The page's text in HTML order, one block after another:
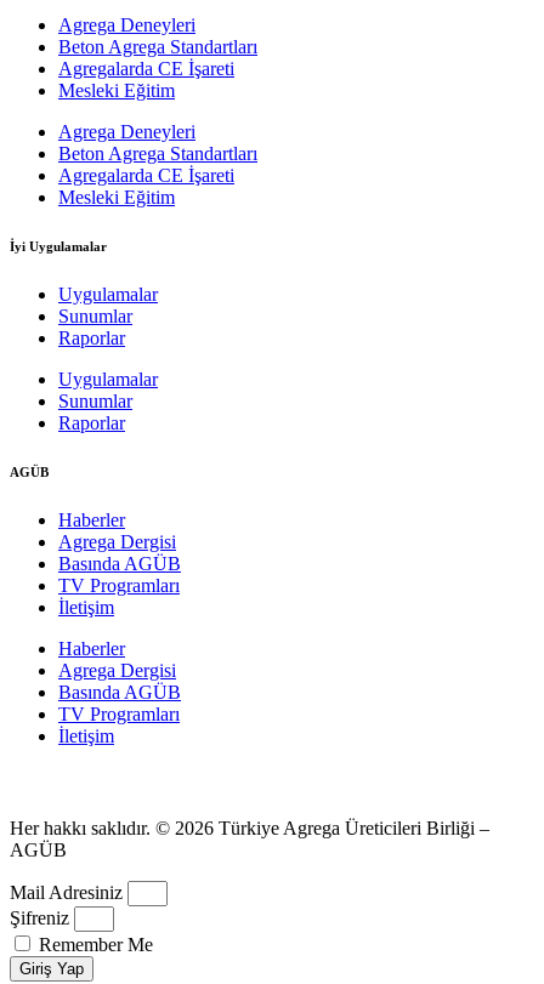
Agrega Deneyleri
Beton Agrega Standartları
Agregalarda CE İşareti
Mesleki Eğitim
Agrega Deneyleri
Beton Agrega Standartları
Agregalarda CE İşareti
Mesleki Eğitim
İyi Uygulamalar
Uygulamalar
Sunumlar
Raporlar
Uygulamalar
Sunumlar
Raporlar
AGÜB
Haberler
Agrega Dergisi
Basında AGÜB
TV Programları
İletişim
Haberler
Agrega Dergisi
Basında AGÜB
TV Programları
İletişim
Her hakkı saklıdır. © 2026 Türkiye Agrega Üreticileri Birliği –
AGÜB
Mail Adresiniz
Şifreniz
Remember Me
Giriş Yap